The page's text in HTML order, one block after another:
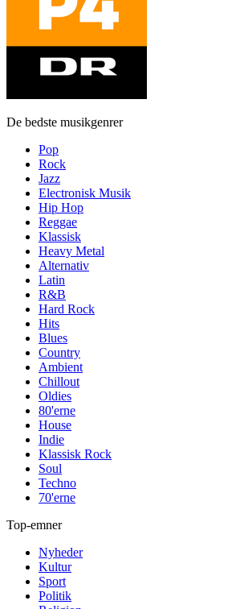
De bedste musikgenrer
Pop
Rock
Jazz
Electronisk Musik
Hip Hop
Reggae
Klassisk
Heavy Metal
Alternativ
Latin
R&B
Hard Rock
Hits
Blues
Country
Ambient
Chillout
Oldies
80'erne
House
Indie
Klassisk Rock
Soul
Techno
70'erne
Top-emner
Nyheder
Kultur
Sport
Politik